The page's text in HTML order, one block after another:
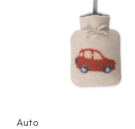
Auto